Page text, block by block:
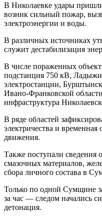
В Николаевке удары
возник сильный пожар,
электроэнергии и воды.
В различных источниках
служит дестабилизация
В числе пораженных
подстанция 750 кВ,
электростанции,
Ивано-Франковской
инфраструктура
В ряде областей
электричества и
движения.
Также поступали сведения
смазочных материалов,
сбора личного состава в
Только по одной Сумщине
за час — следом начались
детонация.